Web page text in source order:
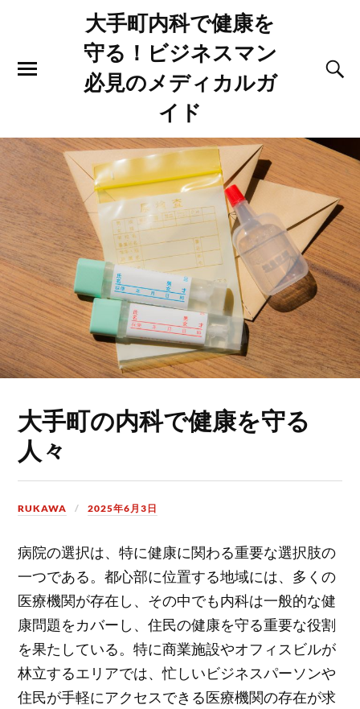
大手町内科で健康を
守る！ビジネスマン
必見のメディカルガ
イド
大手町の内科で健康を守る
人々
RUKAWA 2025年6月3日
病院の選択は、特に健康に関わる重要な選択肢の
一つである。都心部に位置する地域には、多くの
医療機関が存在し、その中でも内科は一般的な健
康問題をカバーし、住民の健康を守る重要な役割
を果たしている。特に商業施設やオフィスビルが
林立するエリアでは、忙しいビジネスパーソンや
住民が手軽にアクセスできる医療機関の存在が求